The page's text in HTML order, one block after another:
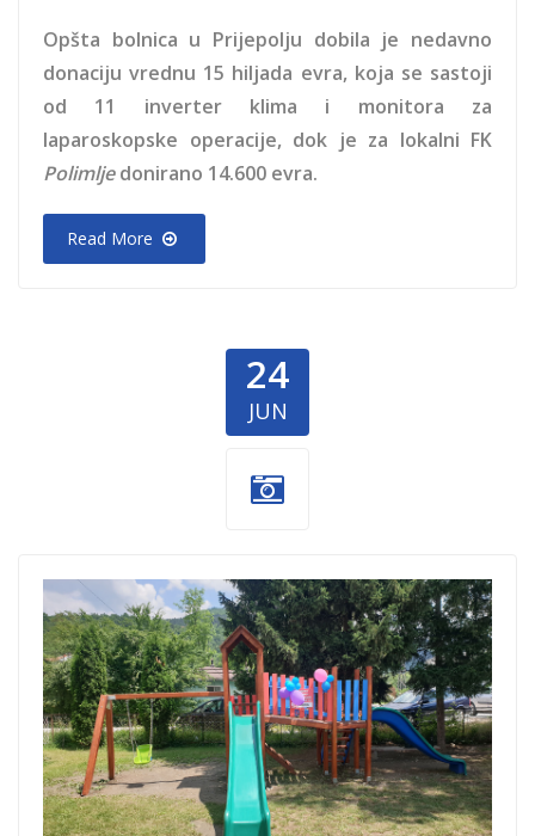
Opšta bolnica u Prijepolju dobila je nedavno
donaciju vrednu 15 hiljada evra, koja se sastoji
od 11 inverter klima i monitora za
laparoskopske operacije, dok je za lokalni FK
Polimljedonirano 14.600 evra.
Read More
24
JUN
Donacija-PU-
Misa-Cvijovic-
Prijepolje-
Dobrocinitim.png